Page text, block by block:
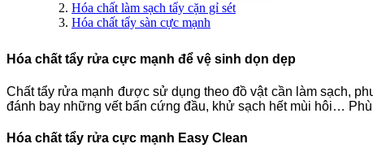
Hóa chất làm sạch tẩy cặn gỉ sét
Hóa chất tẩy sàn cực mạnh
Hóa chất tẩy rửa cực mạnh để vệ sinh dọn dẹp
Chất tẩy rửa mạnh được sử dụng theo đồ vật cần làm sạch,
đánh bay những vết bẩn cứng đầu, khử sạch hết mùi hôi…
Hóa chất tẩy rửa cực mạnh Easy Clean